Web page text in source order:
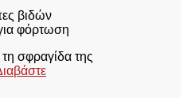
βιδών
φόρτωση
σφραγίδα της